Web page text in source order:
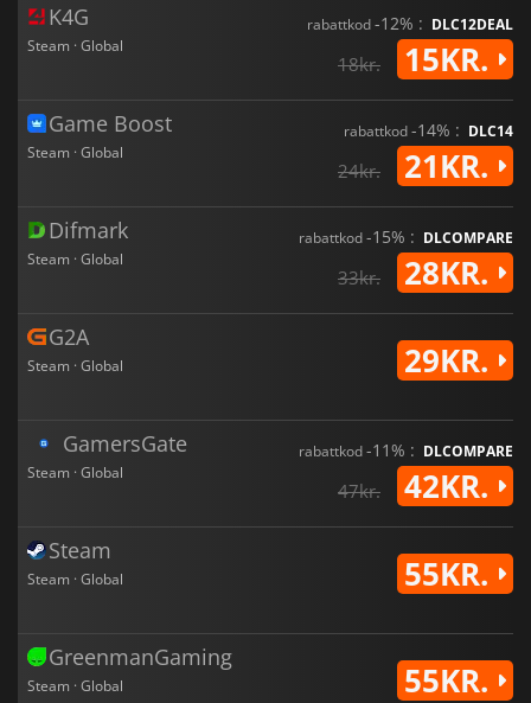
K4G
Steam · Global
rabattkod-12% : DLC12DEAL
18kr. 15KR.
Game Boost
Steam · Global
rabattkod-14% : DLC14
24kr. 21KR.
Difmark
Steam · Global
rabattkod-15% : DLCOMPARE
33kr. 28KR.
G2A
Steam · Global 29KR.
GamersGate
Steam · Global
rabattkod-11% : DLCOMPARE
47kr. 42KR.
Steam
Steam · Global 55KR.
GreenmanGaming
Steam · Global 55KR.